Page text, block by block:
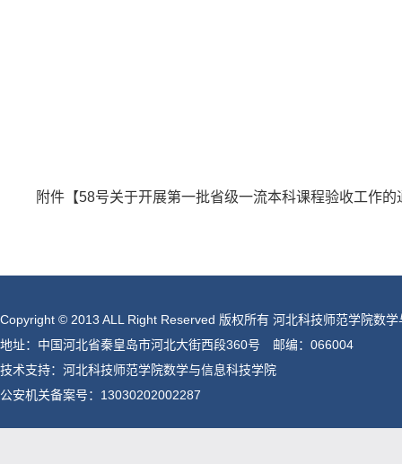
附件【58号关于开展第一批省级一流本科课程验收工作的
Copyright © 2013 ALL Right Reserved 版权所有 河北科技师范学院数学
地址：中国河北省秦皇岛市河北大街西段360号 邮编：066004
技术支持：河北科技师范学院数学与信息科技学院
公安机关备案号： 13030202002287